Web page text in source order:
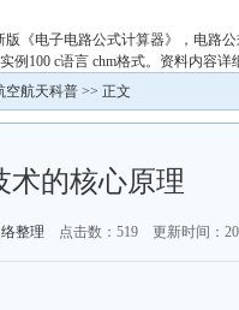
《电子电路公式计算器》，电路
例100 c语言 chm格式。资料内容详
空航天科普 >> 正文
术的核心原理
络整理 点击数： 519 更新时间：